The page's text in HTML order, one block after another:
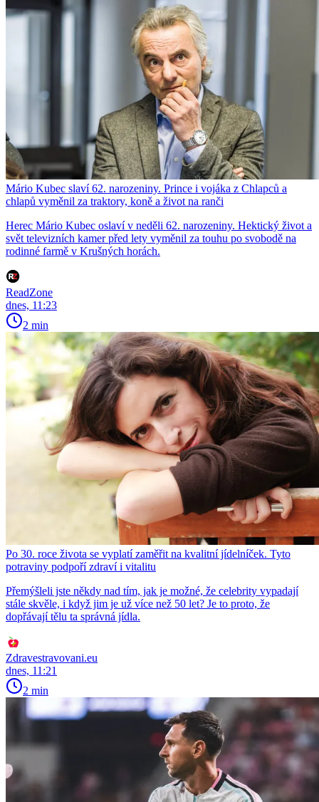
Mário Kubec slaví 62. narozeniny. Prince i vojáka z Chlapců a
chlapů vyměnil za traktory, koně a život na ranči
Herec Mário Kubec oslaví v neděli 62. narozeniny. Hektický život a
svět televizních kamer před lety vyměnil za touhu po svobodě na
rodinné farmě v Krušných horách.
ReadZone
dnes, 11:23
2 min
Po 30. roce života se vyplatí zaměřit na kvalitní jídelníček. Tyto
potraviny podpoří zdraví i vitalitu
Přemýšleli jste někdy nad tím, jak je možné, že celebrity vypadají
stále skvěle, i když jim je už více než 50 let? Je to proto, že
dopřávají tělu ta správná jídla.
Zdravestravovani.eu
dnes, 11:21
2 min